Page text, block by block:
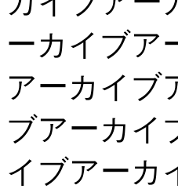
ーカイブア
アーカイブ
ブアーカイ
イブアーカ